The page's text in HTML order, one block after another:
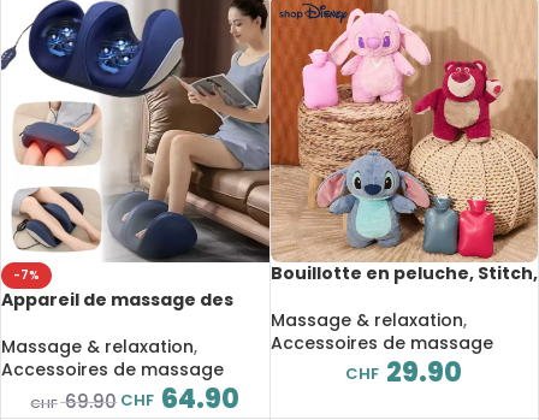
-7%
Appareil de massage des
rouleau chauffant, soulage
les mollets
Massage & relaxation,
Accessoires de massage
CHF69.90 CHF 64.90
Bouillotte en peluche, Stitch,
massage chauffant
Massage & relaxation,
Accessoires de massage
CHF 29.90